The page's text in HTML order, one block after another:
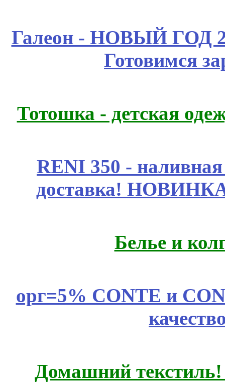
Галеон - НОВЫЙ ГОД
Готовимся
Тотошка - детская
RENI 350 -
доставка!
Белье и
орг=5% CONTE и
Домашний